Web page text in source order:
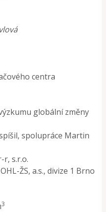
centra
globální změny
spolupráce Martin
s.r.o.
ŽS, a.s., divize 1 Brno
3